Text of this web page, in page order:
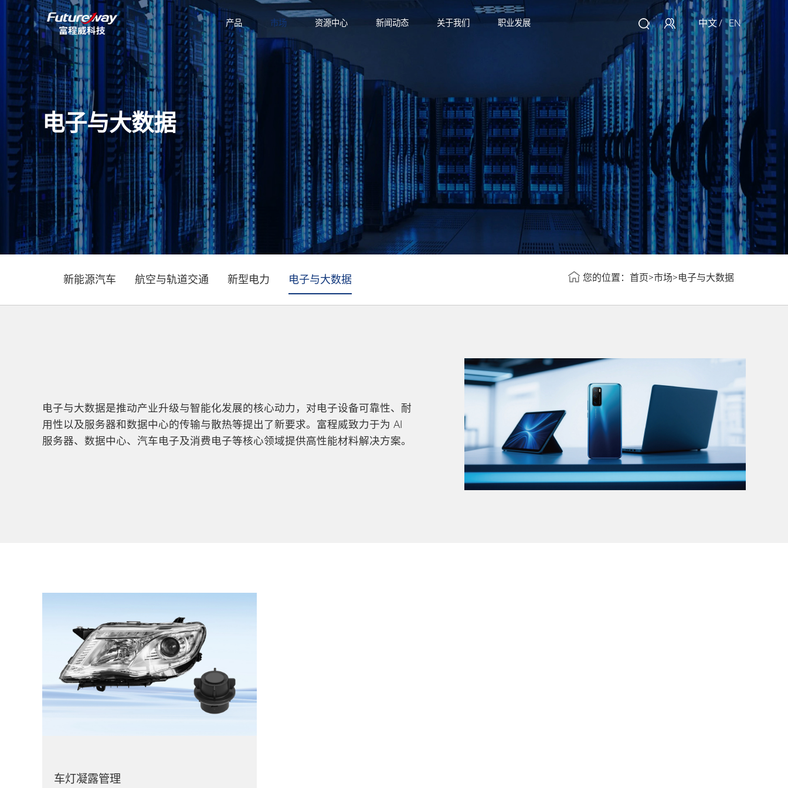
产品
有机硅功能材料 功能薄膜 功能部件
市场
新能源汽车 航空与轨道交通 新型电力 电子与大数据
资源中心
技术数据表 产品手册 应用方案 技术资讯
新闻动态 关于我们
公司介绍 企业文化 技术与创新 可持续发展 联系我们
职业发展 中文/ EN
电子与大数据
新能源汽车 航空与轨道交通 新型电力 电子与大数据 您的位置： 首页>市场>电子与大数据
电子与大数据是推动产业升级与智能化发展的核心动力，对电子设备可靠性、耐
用性以及服务器和数据中心的传输与散热等提出了新要求。富程威致力于为 AI
服务器、数据中心、汽车电子及消费电子等核心领域提供高性能材料解决方案。
车灯凝露管理